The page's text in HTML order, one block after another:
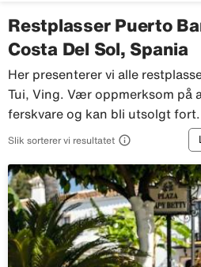
Restplasser Puerto
Costa Del Sol, Spania
Her presenterer vi alle
Tui, Ving. Vær oppmerksom på
ferskvare og kan bli utsolgt fort.
Slik sorterer vi resultatet 